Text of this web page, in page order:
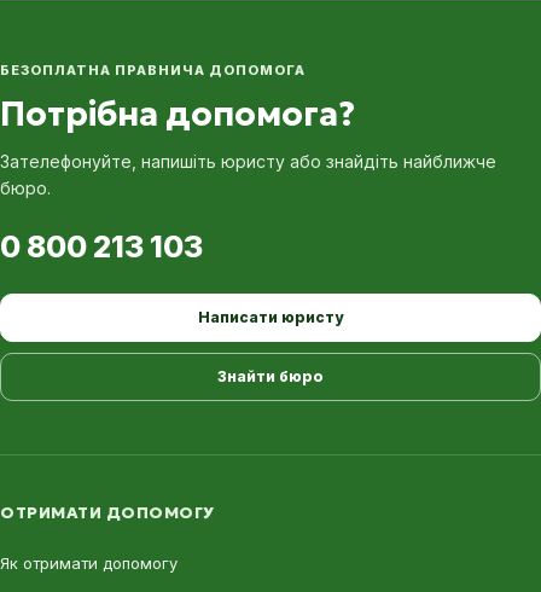
БЕЗОПЛАТНА ПРАВНИЧА ДОПОМОГА
Потрібна допомога?
Зателефонуйте, напишіть юристу або знайдіть найближче
бюро.
0 800 213 103
Написати юристу
Знайти бюро
ОТРИМАТИ ДОПОМОГУ
Як отримати допомогу